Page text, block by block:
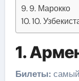
9. Марокко
10.
1.
Билеты:самый